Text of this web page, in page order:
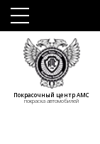
Покрасочный центр АМС
покраска автомобилей